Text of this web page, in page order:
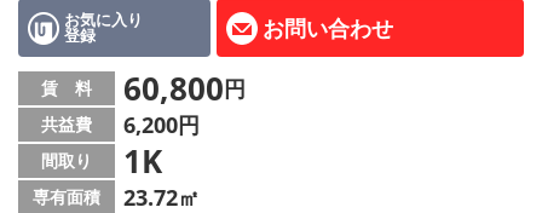
会社概要
メールでお問い合わせ
お気に入り
登録 お問い合わせ
賃 料 60,800円
共益費 6,200円
間取り 1K
専有面積 23.72㎡